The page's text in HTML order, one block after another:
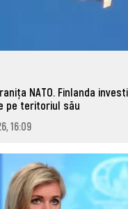
NATO. Finlanda
pe teritoriul său
16:09